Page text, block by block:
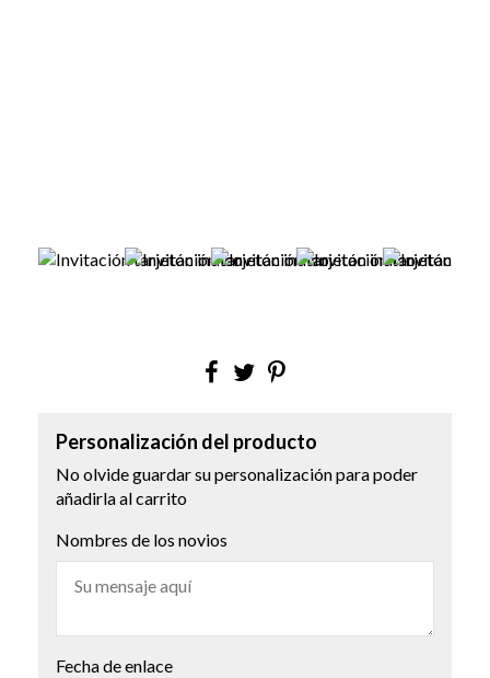
Personalización del producto
No olvide guardar su personalización para poder
añadirla al carrito
Nombres de los novios
Fecha de enlace